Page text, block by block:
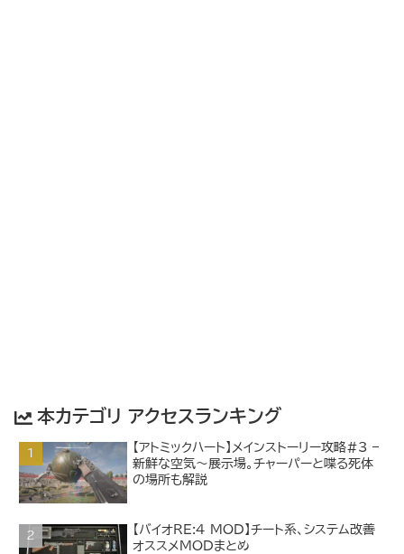
本カテゴリ アクセスランキング
【アトミックハート】メインストーリー攻略#3 –
新鮮な空気～展示場。チャーパーと喋る死体
の場所も解説
【バイオRE:4 MOD】チート系、システム改善
オススメMODまとめ